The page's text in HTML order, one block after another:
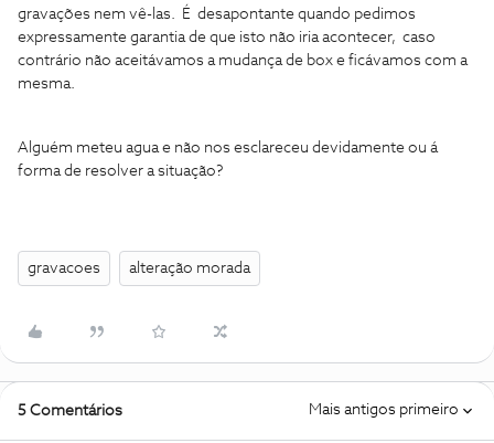
gravações nem vê-las. É desapontante quando pedimos
expressamente garantia de que isto não iria acontecer, caso
contrário não aceitávamos a mudança de box e ficávamos com a
mesma.
Alguém meteu agua e não nos esclareceu devidamente ou á
forma de resolver a situação?
gravacoes alteração morada
5 Comentários Mais antigos primeiro